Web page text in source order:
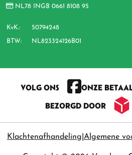
NL78 INGB 0661 8108 95
KvK.: 50794248
BTW: NL823324126B01
VOLG ONS
ONZE
BEZORGD DOOR
Klachtenafhandeling Algemene